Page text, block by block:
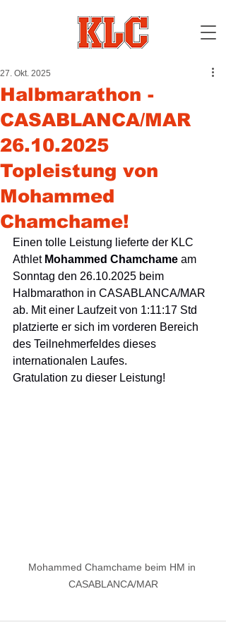
Halbmarathon -
CASABLANCA/MAR
26.10.2025
Topleistung von
Mohammed
Chamchame!
27. Okt. 2025
Einen tolle Leistung lieferte der KLC
Athlet Mohammed Chamchame am
Sonntag den 26.10.2025 beim
Halbmarathon in CASABLANCA/MAR
ab. Mit einer Laufzeit von 1:11:17 Std
platzierte er sich im vorderen Bereich
des Teilnehmerfeldes dieses
internationalen Laufes.
Gratulation zu dieser Leistung!
Mohammed Chamchame beim HM in
CASABLANCA/MAR